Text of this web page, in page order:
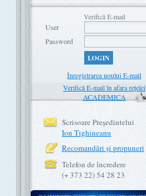
Verifică E-mail
User
Password
LOGIN
Înregistrarea noului E-mail
Verifică E-mail în afara rețelei
ACADEMICA
Scrisoare Preşedintelui
Ion Tighineanu
Recomandări şi propuneri
Telefon de încredere
(+ 373 22) 54 28 23